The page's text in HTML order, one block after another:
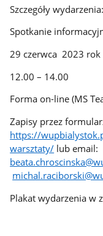
Szczegóły wydarzenia:
Spotkanie
29 czerwca 2023 rok
12.00 – 14.00
Forma on-line (MS
Zapisy przez
https://
warsztaty/ lub email:
Plakat wydarzenia w